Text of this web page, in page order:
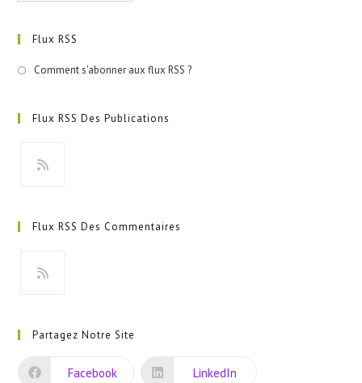
Flux RSS
Comment s'abonner aux flux RSS ?
Flux RSS Des Publications
un
onglet
Flux RSS Des Commentaires
un
nouvel
Partagez Notre Site
Facebook LinkedIn